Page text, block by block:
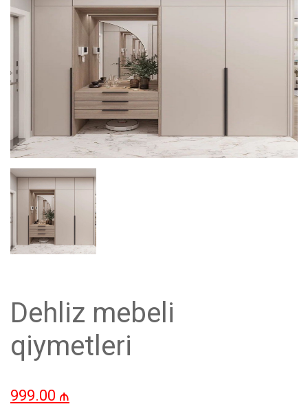
Dehliz mebeli
qiymetleri
999.00 ₼